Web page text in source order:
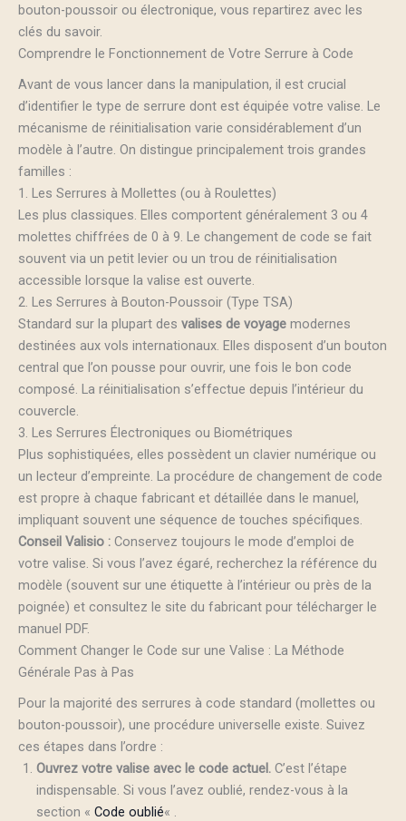
bouton-poussoir ou électronique, vous repartirez avec les
clés du savoir.
Comprendre le Fonctionnement de Votre Serrure à Code
Avant de vous lancer dans la manipulation, il est crucial
d’identifier le type de serrure dont est équipée votre valise. Le
mécanisme de réinitialisation varie considérablement d’un
modèle à l’autre. On distingue principalement trois grandes
familles :
1. Les Serrures à Mollettes (ou à Roulettes)
Les plus classiques. Elles comportent généralement 3 ou 4
molettes chiffrées de 0 à 9. Le changement de code se fait
souvent via un petit levier ou un trou de réinitialisation
accessible lorsque la valise est ouverte.
2. Les Serrures à Bouton-Poussoir (Type TSA)
Standard sur la plupart des valises de voyage modernes
destinées aux vols internationaux. Elles disposent d’un bouton
central que l’on pousse pour ouvrir, une fois le bon code
composé. La réinitialisation s’effectue depuis l’intérieur du
couvercle.
3. Les Serrures Électroniques ou Biométriques
Plus sophistiquées, elles possèdent un clavier numérique ou
un lecteur d’empreinte. La procédure de changement de code
est propre à chaque fabricant et détaillée dans le manuel,
impliquant souvent une séquence de touches spécifiques.
Conseil Valisio : Conservez toujours le mode d’emploi de
votre valise. Si vous l’avez égaré, recherchez la référence du
modèle (souvent sur une étiquette à l’intérieur ou près de la
poignée) et consultez le site du fabricant pour télécharger le
manuel PDF.
Comment Changer le Code sur une Valise : La Méthode
Générale Pas à Pas
Pour la majorité des serrures à code standard (mollettes ou
bouton-poussoir), une procédure universelle existe. Suivez
ces étapes dans l’ordre :
Ouvrez votre valise avec le code actuel. C’est l’étape
indispensable. Si vous l’avez oublié, rendez-vous à la
section « Code oublié« .